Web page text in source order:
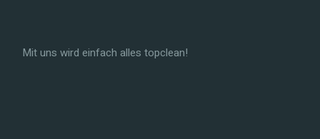
Mit uns wird einfach alles topclean!